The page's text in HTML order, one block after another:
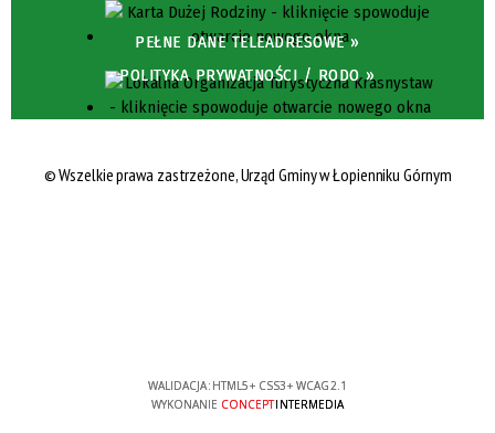
PEŁNE DANE TELEADRESOWE »
POLITYKA PRYWATNOŚCI / RODO »
© Wszelkie prawa zastrzeżone, Urząd Gminy w Łopienniku Górnym
WALIDACJA: HTML5+ CSS3+ WCAG 2.1
WYKONANIE CONCEPTINTERMEDIA